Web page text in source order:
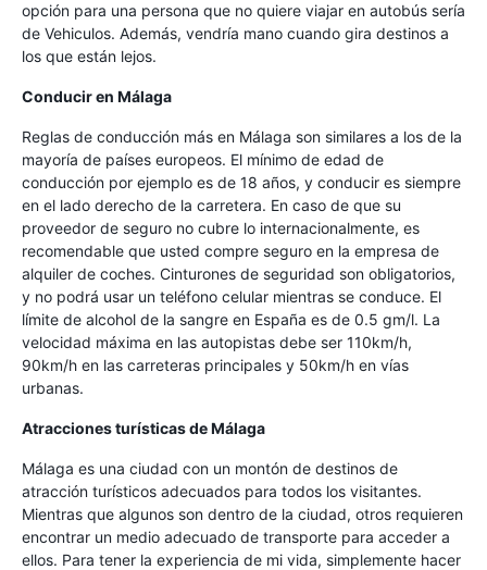
opción para una persona que no quiere viajar en autobús sería
de Vehiculos. Además, vendría mano cuando gira destinos a
los que están lejos.
Conducir en Málaga
Reglas de conducción más en Málaga son similares a los de la
mayoría de países europeos. El mínimo de edad de
conducción por ejemplo es de 18 años, y conducir es siempre
en el lado derecho de la carretera. En caso de que su
proveedor de seguro no cubre lo internacionalmente, es
recomendable que usted compre seguro en la empresa de
alquiler de coches. Cinturones de seguridad son obligatorios,
y no podrá usar un teléfono celular mientras se conduce. El
límite de alcohol de la sangre en España es de 0.5 gm/l. La
velocidad máxima en las autopistas debe ser 110km/h,
90km/h en las carreteras principales y 50km/h en vías
urbanas.
Atracciones turísticas de Málaga
Málaga es una ciudad con un montón de destinos de
atracción turísticos adecuados para todos los visitantes.
Mientras que algunos son dentro de la ciudad, otros requieren
encontrar un medio adecuado de transporte para acceder a
ellos. Para tener la experiencia de mi vida, simplemente hacer